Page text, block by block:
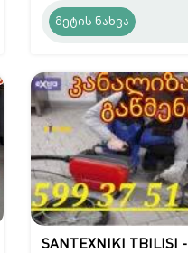
მეტის ნახვა
SANTEXNIKI TBILISI -